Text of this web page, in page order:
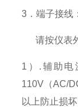
3 ．端子接线
请按仪表
1 ） . 辅助电
110V （AC/
以上防止损